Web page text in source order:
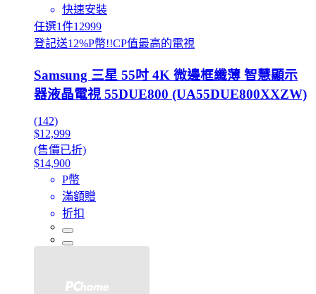
快速安裝
任選1件12999
登記送12%P幣!!CP值最高的電視
Samsung 三星 55吋 4K 微邊框纖薄 智慧顯示
器液晶電視 55DUE800 (UA55DUE800XXZW)
(142)
$12,999
(售價已折)
$14,900
P幣
滿額贈
折扣